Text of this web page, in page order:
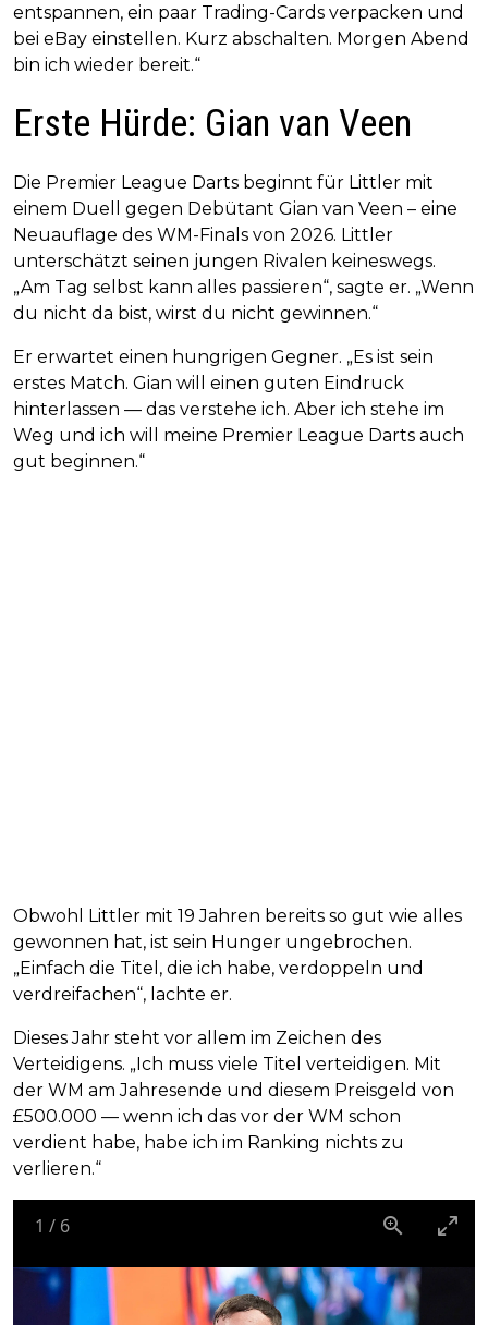
entspannen, ein paar Trading-Cards verpacken und
bei eBay einstellen. Kurz abschalten. Morgen Abend
bin ich wieder bereit.“
Erste Hürde: Gian van Veen
Die Premier League Darts beginnt für Littler mit
einem Duell gegen Debütant Gian van Veen – eine
Neuauflage des WM-Finals von 2026. Littler
unterschätzt seinen jungen Rivalen keineswegs.
„Am Tag selbst kann alles passieren“, sagte er. „Wenn
du nicht da bist, wirst du nicht gewinnen.“
Er erwartet einen hungrigen Gegner. „Es ist sein
erstes Match. Gian will einen guten Eindruck
hinterlassen — das verstehe ich. Aber ich stehe im
Weg und ich will meine Premier League Darts auch
gut beginnen.“
Obwohl Littler mit 19 Jahren bereits so gut wie alles
gewonnen hat, ist sein Hunger ungebrochen.
„Einfach die Titel, die ich habe, verdoppeln und
verdreifachen“, lachte er.
Dieses Jahr steht vor allem im Zeichen des
Verteidigens. „Ich muss viele Titel verteidigen. Mit
der WM am Jahresende und diesem Preisgeld von
£500.000 — wenn ich das vor der WM schon
verdient habe, habe ich im Ranking nichts zu
verlieren.“
1 / 6